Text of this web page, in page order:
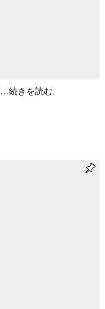
…続きを読む